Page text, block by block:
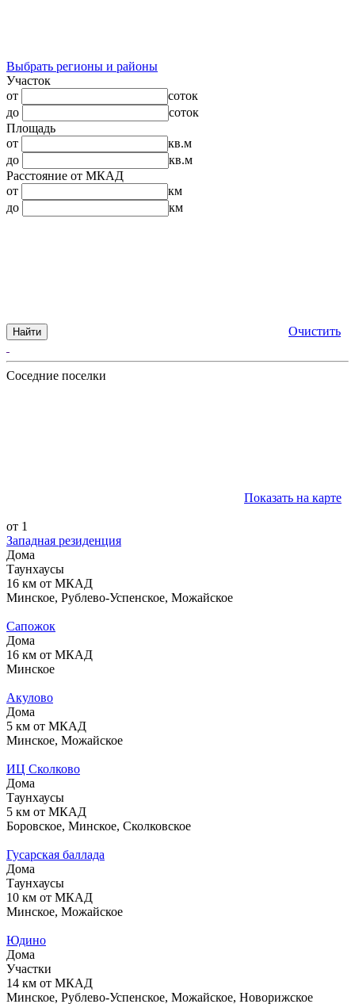
Выбрать регионы и районы
Участок
от
соток
до
соток
Площадь
от
кв.м
до
кв.м
Расстояние от МКАД
от
км
до
км
Найти Очистить
Соседние поселки
Показать на карте
от 1
Западная резиденция
Дома
Таунхаусы
16 км от МКАД
Минское, Рублево-Успенское, Можайское
Сапожок
Дома
16 км от МКАД
Минское
Акулово
Дома
5 км от МКАД
Минское, Можайское
ИЦ Сколково
Дома
Таунхаусы
5 км от МКАД
Боровское, Минское, Сколковское
Гусарская баллада
Дома
Таунхаусы
10 км от МКАД
Минское, Можайское
Юдино
Дома
Участки
14 км от МКАД
Минское, Рублево-Успенское, Можайское, Новорижское